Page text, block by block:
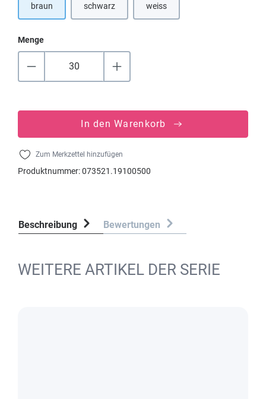
braun schwarz(Diese Option ist zurzeit nicht verfügbar.)
weiss(Diese Option ist zurzeit nicht
Menge
In den Warenkorb
Zum Merkzettel hinzufügen
Produktnummer:073521.19100500
Beschreibung Bewertungen
WEITERE ARTIKEL DER SERIE